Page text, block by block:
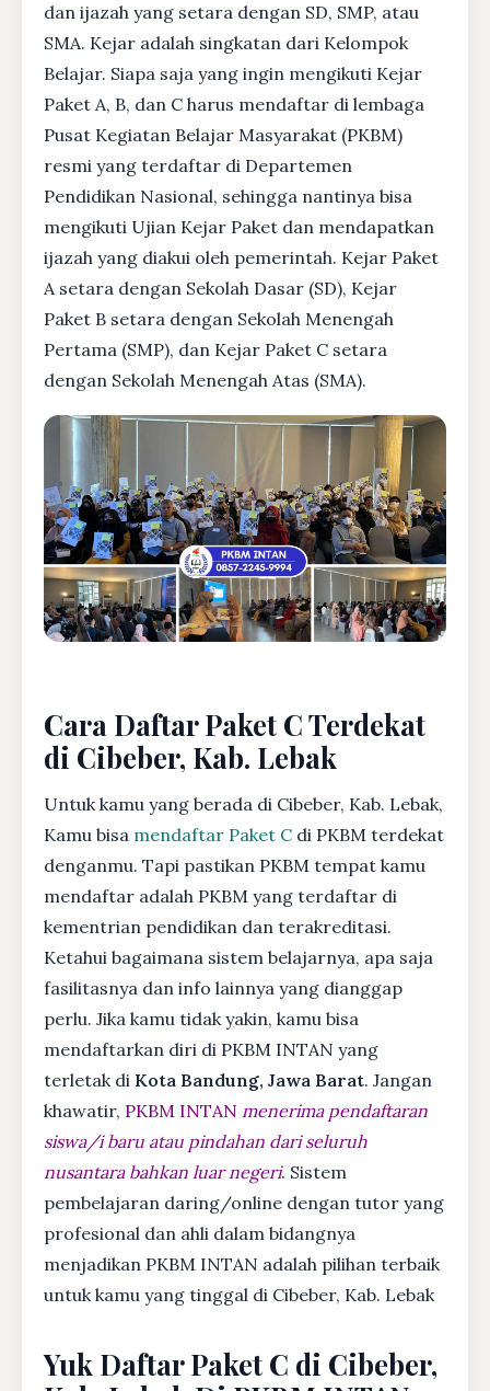
dan ijazah yang setara dengan SD, SMP, atau
SMA. Kejar adalah singkatan dari Kelompok
Belajar. Siapa saja yang ingin mengikuti Kejar
Paket A, B, dan C harus mendaftar di lembaga
Pusat Kegiatan Belajar Masyarakat (PKBM)
resmi yang terdaftar di Departemen
Pendidikan Nasional, sehingga nantinya bisa
mengikuti Ujian Kejar Paket dan mendapatkan
ijazah yang diakui oleh pemerintah. Kejar Paket
A setara dengan Sekolah Dasar (SD), Kejar
Paket B setara dengan Sekolah Menengah
Pertama (SMP), dan Kejar Paket C setara
dengan Sekolah Menengah Atas (SMA).
Cara Daftar Paket C Terdekat
di Cibeber, Kab. Lebak
Untuk kamu yang berada di Cibeber, Kab. Lebak,
Kamu bisa mendaftar Paket C di PKBM terdekat
denganmu. Tapi pastikan PKBM tempat kamu
mendaftar adalah PKBM yang terdaftar di
kementrian pendidikan dan terakreditasi.
Ketahui bagaimana sistem belajarnya, apa saja
fasilitasnya dan info lainnya yang dianggap
perlu. Jika kamu tidak yakin, kamu bisa
mendaftarkan diri di PKBM INTAN yang
terletak di Kota Bandung, Jawa Barat. Jangan
khawatir, PKBM INTAN menerima pendaftaran
siswa/i baru atau pindahan dari seluruh
nusantara bahkan luar negeri. Sistem
pembelajaran daring/online dengan tutor yang
profesional dan ahli dalam bidangnya
menjadikan PKBM INTAN adalah pilihan terbaik
untuk kamu yang tinggal di Cibeber, Kab. Lebak
Yuk Daftar Paket C di Cibeber,